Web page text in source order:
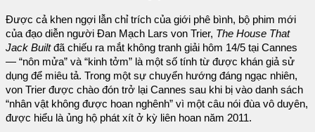
Được cả khen ngợi lẫn chỉ trích của giới phê bình, bộ phim mới
của đạo diễn người Đan Mạch Lars von Trier, The House That
Jack Builtđã chiếu ra mắt không tranh giải hôm 14/5 tại Cannes
— “nôn mửa” và “kinh tởm” là một số tính từ được khán giả sử
dụng để miêu tả. Trong một sự chuyển hướng đáng ngạc nhiên,
von Trier được chào đón trở lại Cannes sau khi bị vào danh sách
“nhân vật không được hoan nghênh” vì một câu nói đùa vô duyên,
được hiểu là ủng hộ phát xít ở kỳ liên hoan năm 2011.